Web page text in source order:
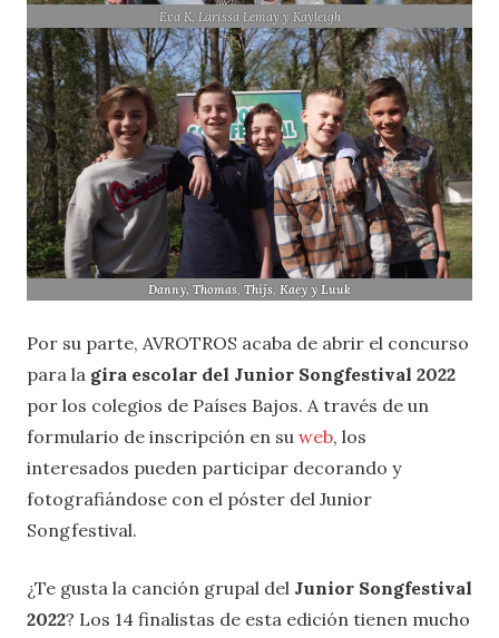
Eva K, Larissa Lemay y Kayleigh
Danny, Thomas, Thijs, Kaey y Luuk
Por su parte, AVROTROS acaba de abrir el concurso
para la gira escolar del Junior Songfestival 2022
por los colegios de Países Bajos. A través de un
formulario de inscripción en su web, los
interesados pueden participar decorando y
fotografiándose con el póster del Junior
Songfestival.
¿Te gusta la canción grupal del Junior Songfestival
2022? Los 14 finalistas de esta edición tienen mucho